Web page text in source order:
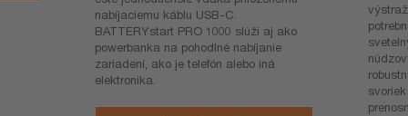
nabíjaciemu káblu USB-C.
BATTERYstart PRO 1000 slúži aj ako
powerbanka na pohodlné nabíjanie
zariadení, ako je telefón alebo iná
elektronika.